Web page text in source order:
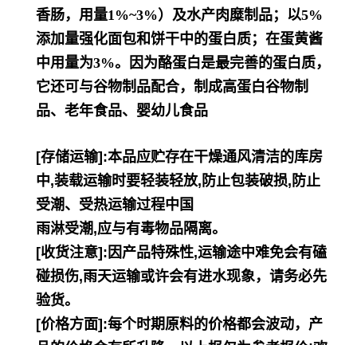
香肠，用量1%~3%）及水产肉糜制品；以5%
添加量强化面包和饼干中的蛋白质；在蛋黄酱
中用量为3%。因为酪蛋白是最完善的蛋白质，
它还可与谷物制品配合，制成高蛋白谷物制
品、老年食品、婴幼儿食品
[存储运输]:本品应贮存在干燥通风清洁的库房
中,装载运输时要轻装轻放,防止包装破损,防止
受潮、受热运输过程中国
雨淋受潮,应与有毒物品隔离。
[收货注意]:因产品特殊性,运输途中难免会有磕
碰损伤,雨天运输或许会有进水现象，请务必先
验货。
[价格方面]:每个时期原料的价格都会波动，产